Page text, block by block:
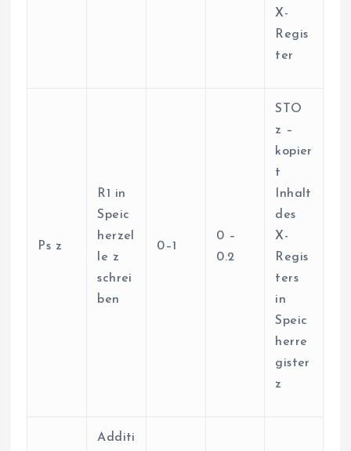
X-
Regis
ter
Ps z
R1 in
Speic
herzel
le z
schrei
ben
0–1
0 –
0.2
STO
z –
kopier
t
Inhalt
des
X-
Regis
ters
in
Speic
herre
gister
z
Additi